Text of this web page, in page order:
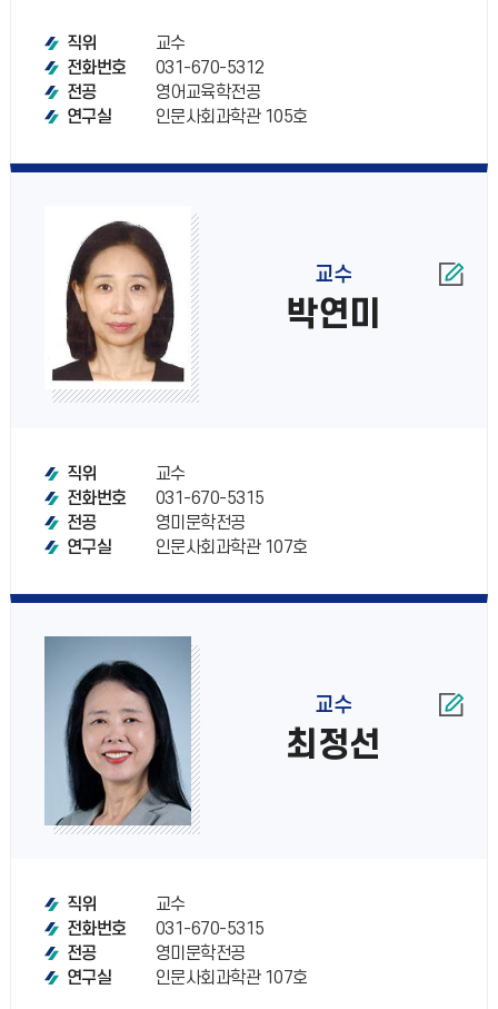
직위
교수
전화번호
031-670-5312
전공
영어교육학전공
연구실
인문사회과학관 105호
교수
박연미
직위
교수
전화번호
031-670-5315
전공
영미문학전공
연구실
인문사회과학관 107호
교수
최정선
직위
교수
전화번호
031-670-5315
전공
영미문학전공
연구실
인문사회과학관 107호